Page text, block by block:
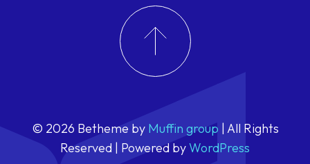
© 2026 Betheme by Muffin group | All Rights
Reserved | Powered byWordPress